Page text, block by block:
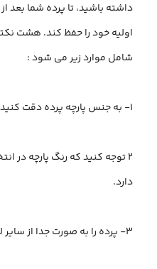
داشته باشید، تا پرده شما
اولیه خود را حفظ کند. هشت
شامل موارد زیر می شود :
۱- به جنس پارچه پرده دقت کنید
۲ توجه کنید که رنگ پارچه در
دارد.
۳- پرده را به صورت جدا از سایر لباس ها بشویید.